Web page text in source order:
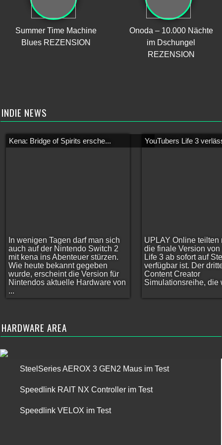
Summer Time Machine
Blues REZENSION
Onoda – 10.000 Nächte
im Dschungel
REZENSION
INDIE NEWS
Kena: Bridge of Spirits ersche...
In wenigen Tagen darf man sich
auch auf der Nintendo Switch 2
mit kena ins Abenteuer stürzen.
Wie heute bekannt gegeben
wurde, erscheint die Version für
Nintendos aktuelle Hardware von
...
YouTubers Life 3
UPLAY Online teilten
die finale Version von
Life 3 ab sofort auf
verfügbar ist. Der
Content Creator
Simulationsreihe, die
HARDWARE AREA
SteelSeries AEROX 3 GEN2 Maus im Test
Speedlink RAIT NX Controller im Test
Speedlink VELOX im Test